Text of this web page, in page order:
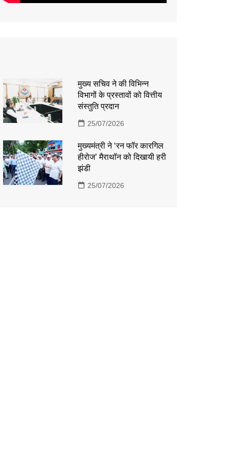
मुख्य सचिव ने की विभिन्न
विभागों के प्रस्तावों को वित्तीय
संस्तुति प्रदान
25/07/2026
मुख्यमंत्री ने ‘रन फॉर कारगिल
हीरोज’ मैराथॉन को दिखायी हरी
झंडी
25/07/2026